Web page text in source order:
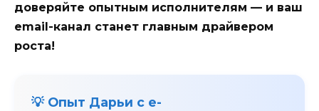
доверяйте опытным исполнителям — и ваш
email-канал станет главным драйвером
роста!
💡 Опыт Дарьи с e-